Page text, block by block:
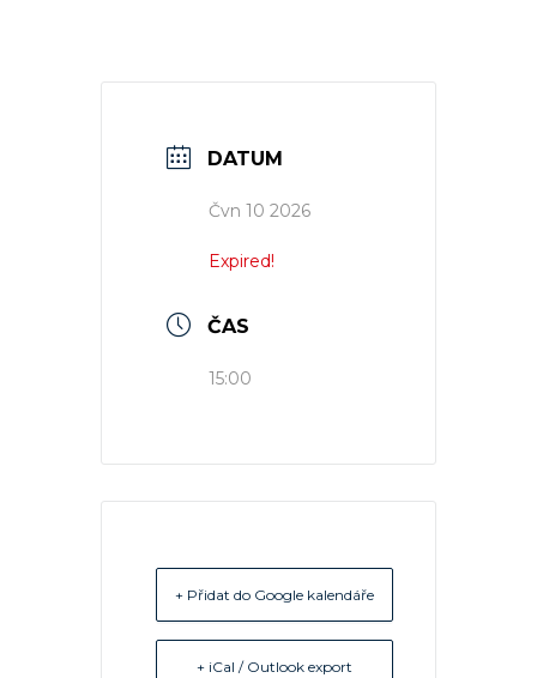
DATUM
Čvn 10 2026
Expired!
ČAS
15:00
+ Přidat do Google kalendáře
+ iCal / Outlook export